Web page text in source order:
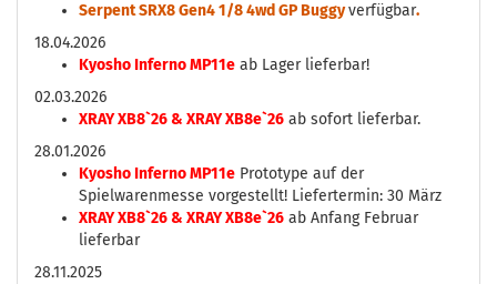
Serpent SRX8 Gen4 1/8 4wd GP Buggyverfügbar.
18.04.2026
Kyosho Inferno MP11e ab Lager lieferbar!
02.03.2026
XRAY XB8`26 & XRAY XB8e`26 ab sofort lieferbar.
28.01.2026
Kyosho Inferno MP11e Prototype auf der
Spielwarenmesse vorgestellt! Liefertermin: 30 März
XRAY XB8`26 & XRAY XB8e`26 ab Anfang Februar
lieferbar
28.11.2025